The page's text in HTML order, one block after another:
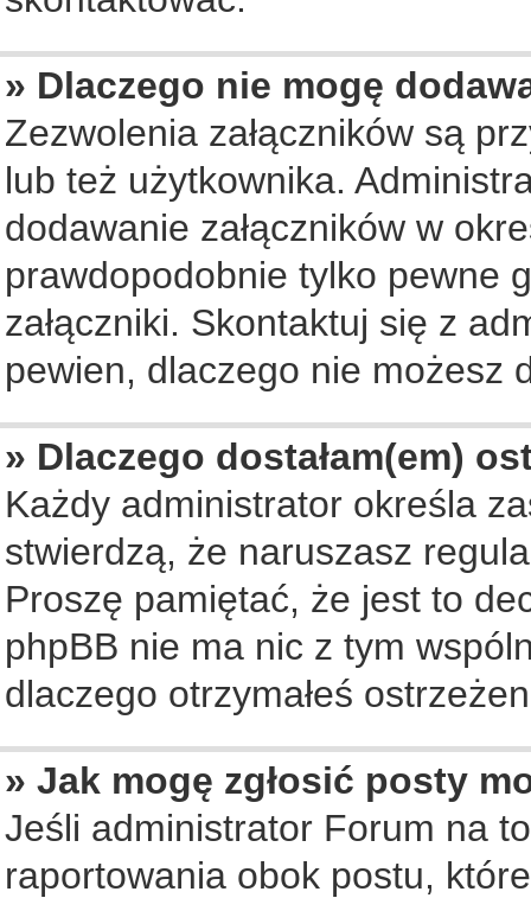
» Dlaczego nie mogę
Zezwolenia załączników są
lub też użytkownika.
dodawanie załączników w
prawdopodobnie tylko pewne
załączniki. Skontaktuj się z
pewien, dlaczego nie możesz
» Dlaczego dostałam(em)
Każdy administrator określa
stwierdzą, że naruszasz
Proszę pamiętać, że jest to
phpBB nie ma nic z tym
dlaczego otrzymałeś
» Jak mogę zgłosić posty
Jeśli administrator Forum na
raportowania obok postu,